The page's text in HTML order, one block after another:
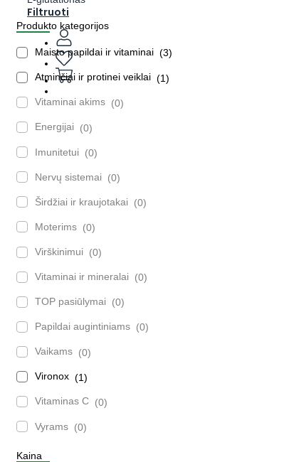
Filtruoti
Produkto kategorijos
Maisto papildai ir vitaminai 3
Atminčiai ir protinei veiklai 1
Vitaminai akims 0
Energijai 0
Imunitetui 0
Nervų sistemai 0
Širdžiai ir kraujotakai 0
Moterims 0
Virškinimui 0
Vitaminai ir mineralai 0
TOP pasiūlymai 0
Papildai augintiniams 0
Vaikams 0
Vironox 1
Vitaminas C 0
Vyrams 0
Kaina